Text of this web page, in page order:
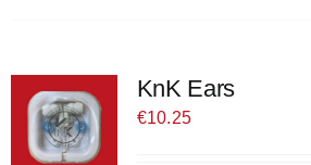
KnK Ears
€10.25